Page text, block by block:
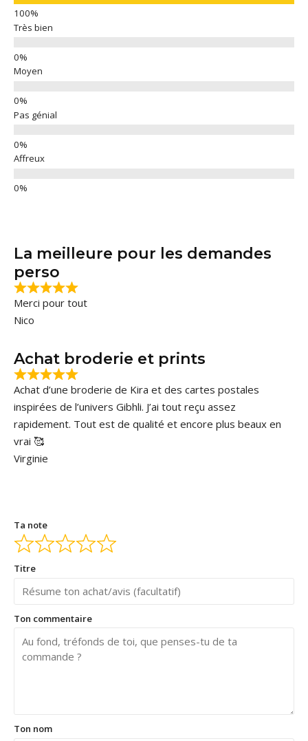
Très bien
Moyen
Pas génial
Affreux
La meilleure pour les demandes
perso
Merci pour tout
Nico
Achat broderie et prints
Achat d’une broderie de Kira et des cartes postales
inspirées de l’univers Gibhli. J’ai tout reçu assez
rapidement. Tout est de qualité et encore plus beaux en
vrai 🥰
Virginie
Ta note
Titre
Ton commentaire
Ton nom